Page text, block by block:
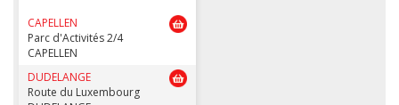
CAPELLEN
Parc d'Activités 2/4
CAPELLEN
DUDELANGE
Route du Luxembourg